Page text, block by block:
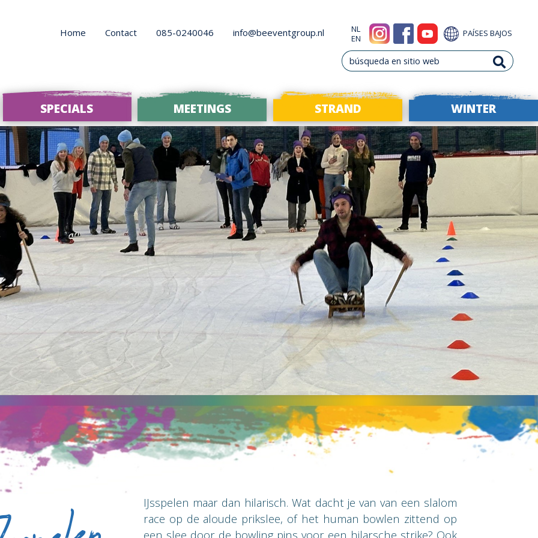
PAÍSES BAJOS
NL
EN
info@beeventgroup.nl
085-0240046
Contact
Home
SPECIALS MEETINGS STRAND WINTER
IJsspelen maar dan hilarisch. Wat dacht je van van een slalom
race op de aloude prikslee, of het human bowlen zittend op
een slee door de bowling pins voor een hilarsche strike? Ook